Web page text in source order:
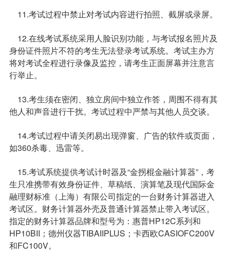
11.考试过程中禁止对考试内容进行拍照、截屏或录屏。
12.在线考试系统采用人脸识别功能，与考试报名照片及
身份证件照片不符的考生无法登录考试系统。考试主办方
将对考试全程进行录像及监控，请考生正面屏幕并注意言
行举止。
13.考生须在密闭、独立房间中独立作答，周围不得有其
他人和声音进行干扰。考试过程中严禁与其他人员交谈。
14.考试过程中请关闭易出现弹窗、广告的软件或页面，
如360杀毒、迅雷等。
15.考试系统提供考试计时器及“金拐棍金融计算器”，考
生只准携带有效身份证件、草稿纸、演算笔及现代国际金
融理财标准（上海）有限公司指定的一台财务计算器进入
考试区。财务计算器外壳及普通计算器禁止带入考试区。
指定的财务计算器品牌和型号为：惠普HP12C系列和
HP10BII；德州仪器TIBAIIPLUS；卡西欧CASIOFC200V
和FC100V。